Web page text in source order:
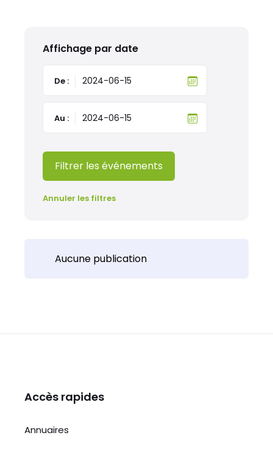
Affichage par date
De :
Au :
Filtrer les événements
Annuler les filtres
Aucune publication
Accès rapides
Annuaires